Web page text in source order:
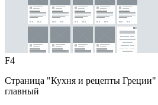
F4
Страница "Кухня и рецепты Греции"
главный